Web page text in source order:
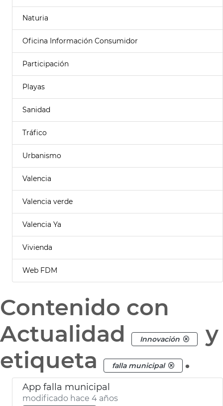
Naturia
Oficina Información Consumidor
Participación
Playas
Sanidad
Tráfico
Urbanismo
Valencia
Valencia verde
Valencia Ya
Vivienda
Web FDM
Contenido con
Actualidad
Innovación
y
etiqueta
falla municipal .
App falla municipal
modificado hace 4 años